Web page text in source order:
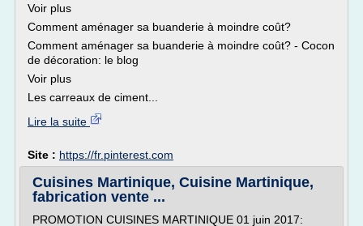
Voir plus
Comment aménager sa buanderie à moindre coût?
Comment aménager sa buanderie à moindre coût? - Cocon
de décoration: le blog
Voir plus
Les carreaux de ciment...
Lire la suite
Site : https://fr.pinterest.com
Cuisines Martinique, Cuisine Martinique,
fabrication vente ...
PROMOTION CUISINES MARTINIQUE 01 juin 2017: